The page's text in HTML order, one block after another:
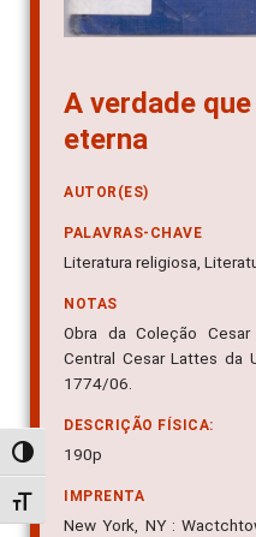
Alternar alto contraste
Alternar tamanho da fonte
A verdade
eterna
AUTOR(ES)
PALAVRAS-CHAVE
Literatura religiosa,
NOTAS
Obra da Coleção
Central Cesar Lattes da
1774/06.
DESCRIÇÃO FÍSICA:
190p
IMPRENTA
New York, NY :